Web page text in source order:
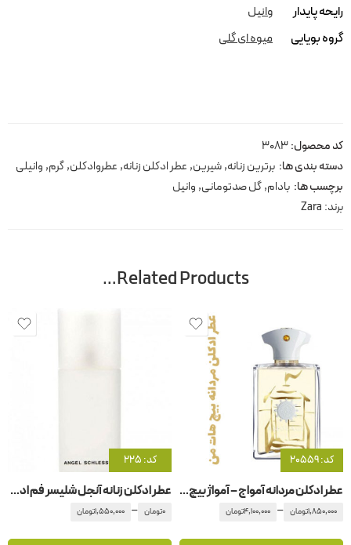
رایحه پایدار
وانیل
گروه بویایی
میوه ای گلی
کد محصول:3083
دسته بندی ها: برترین زنانه,شیرین, عطر ادکلن زنانه, عطروادکلن,گرم, وانیلی
برچسب ها: بادام,گل صدتومانی, وانیل
برند: Zara
Related Products…
کد: 20559
عطر ادکلن مردانه آمواج – آمواژ بیچ هات من مردانه
1,850,000تومان –
4,100,000تومان
کد: 225
عطر ادکلن زنانه آنجل شلیسر فم ادو تویلت
0تومان –
1,550,000تومان